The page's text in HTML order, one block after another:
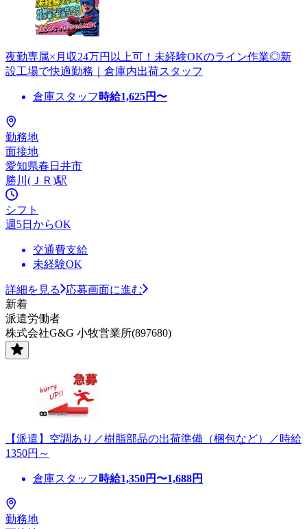
夜勤専属×月収24万円以上可！未経験OKのライン作業◎新
設工場で快適勤務｜倉庫内出荷スタッフ
倉庫スタッフ 時給1,625円〜
勤務地
面接地
愛知県春日井市
勝川(ＪＲ)駅
シフト
週5日からOK
交通費支給
未経験OK
詳細を見る
応募画面に進む
新着
派遣労働者
株式会社G&G 小牧営業所(897680)
【派遣】空調あり／樹脂部品の出荷準備（梱包など）／時給
1350円～
倉庫スタッフ 時給1,350円〜1,688円
勤務地